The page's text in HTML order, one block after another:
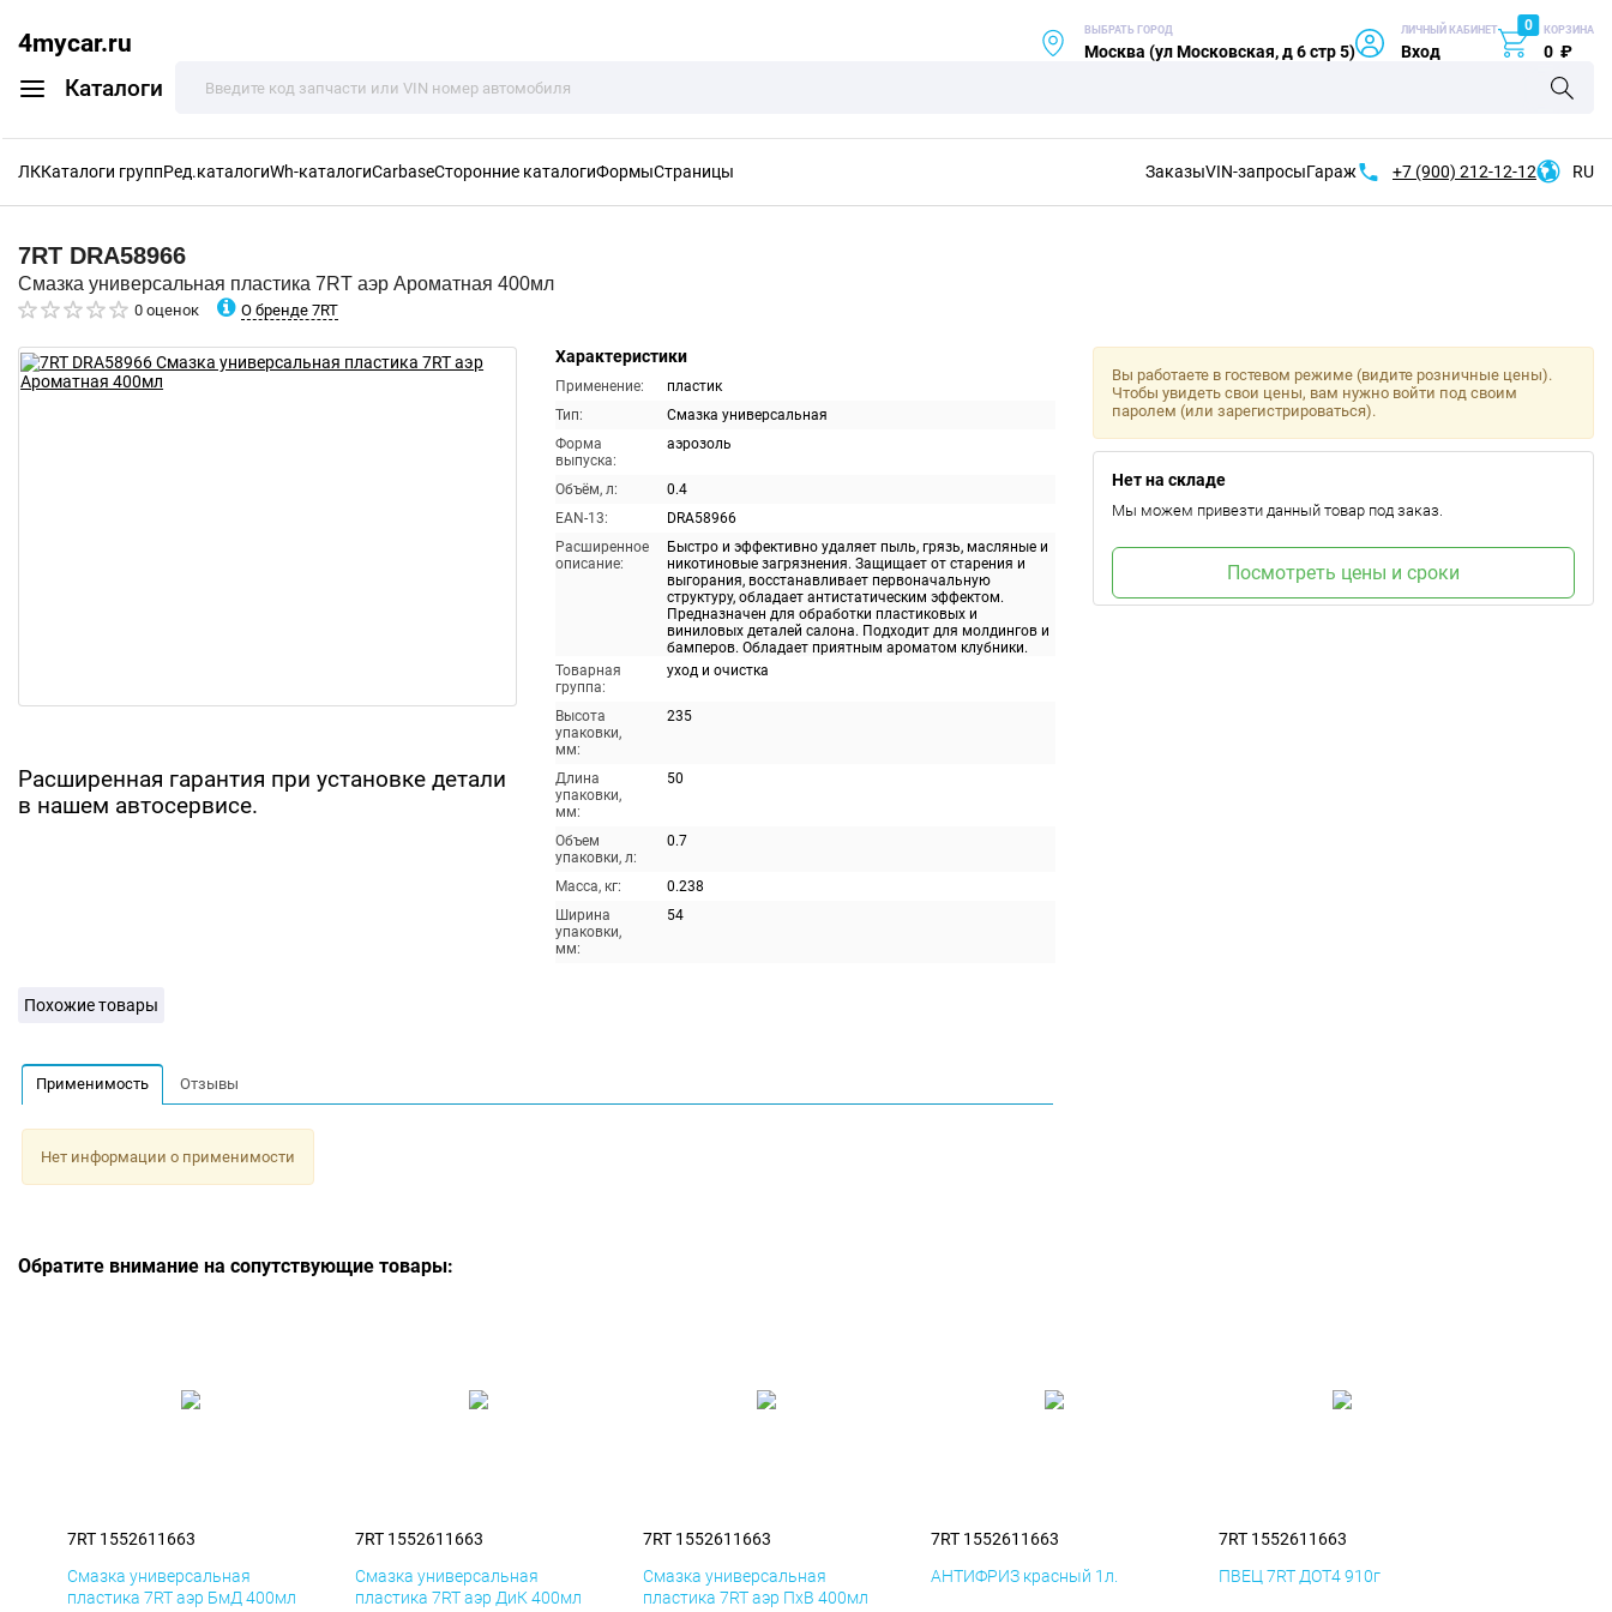
4mycar.ru
Каталоги
ВЫБРАТЬ ГОРОД
Москва (ул Московская, д 6 стр 5)
ЛИЧНЫЙ КАБИНЕТ
Вход
0 КОРЗИНА
0 ₽
ЛККаталоги группРед.каталогиWh-каталогиCarbaseСторонние каталогиФормыСтраницы ЗаказыVIN-запросыГараж +7 (900) 212-12-12 RU
7RT DRA58966
Смазка универсальная пластика 7RT аэр Ароматная 400мл
0 оценок О бренде 7RT
Расширенная гарантия при установке детали
в нашем автосервисе.
Характеристики
Применение:
пластик
Тип:
Смазка универсальная
Форма
выпуска:
аэрозоль
Объём, л:
0.4
EAN-13:
DRA58966
Расширенное
описание:
Быстро и эффективно удаляет пыль, грязь, масляные и
никотиновые загрязнения. Защищает от старения и
выгорания, восстанавливает первоначальную
структуру, обладает антистатическим эффектом.
Предназначен для обработки пластиковых и
виниловых деталей салона. Подходит для молдингов и
бамперов. Обладает приятным ароматом клубники.
Товарная
группа:
уход и очистка
Высота
упаковки,
мм:
235
Длина
упаковки,
мм:
50
Объем
упаковки, л:
0.7
Масса, кг:
0.238
Ширина
упаковки,
мм:
54
Вы работаете в гостевом режиме (видите розничные цены).
Чтобы увидеть свои цены, вам нужно войти под своим
паролем (или зарегистрироваться).
Нет на складе
Мы можем привезти данный товар под заказ.
Посмотреть цены и сроки
Похожие товары
Применимость Отзывы
Нет информации о применимости
Обратите внимание на сопутствующие товары:
7RT 1552611663
Смазка универсальная
пластика 7RT аэр БмД 400мл
7RT 1552611663
Смазка универсальная
пластика 7RT аэр ДиК 400мл
7RT 1552611663
Смазка универсальная
пластика 7RT аэр ПхВ 400мл
7RT 1552611663
АНТИФРИЗ красный 1л.
7RT 1552611663
ПВЕЦ 7RT ДОТ4 910г